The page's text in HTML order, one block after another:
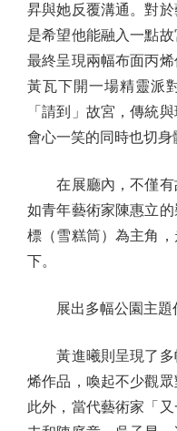
昇與她反覆溝通。對
是希望他能融入一點
最終呈現兩幅布面丙
黃瓦下開一場精靈派
「請到」故宮，傳統
會心一笑的同時也切身
在展廳內，不僅有
如青年藝術家陳惠立
標（雪糕筒）為主角
下。
展出多幅公園主題
黃進曦則呈現了多
烯作品，喚起不少觀眾
此外，當代藝術家「